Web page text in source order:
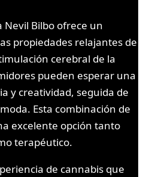
Nevil Bilbo ofrece un
propiedades relajantes de
cerebral de la
pueden esperar una
y creatividad, seguida de
Esta combinación de
excelente opción tanto
terapéutico.
de cannabis que